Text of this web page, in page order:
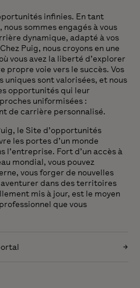
infinies. En tant
sommes engagés à vous
dynamique, adapté à vos
Puig, nous croyons en une
vous avez la liberté d’explorer
propre voie vers le succès. Vos
uniques sont valorisées, et nous
opportunités qui leur
uniformisées :
de carrière personnalisé.
le Site d’opportunités
les portes d’un monde
l’entreprise. Fort d’un accès à
mondial, vous pouvez
vous forger de nouvelles
aventurer dans des territoires
mis à jour, est le moyen
que vous